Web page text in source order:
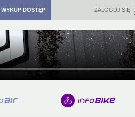
WYKUP DOSTĘP ZALOGUJ SIĘ